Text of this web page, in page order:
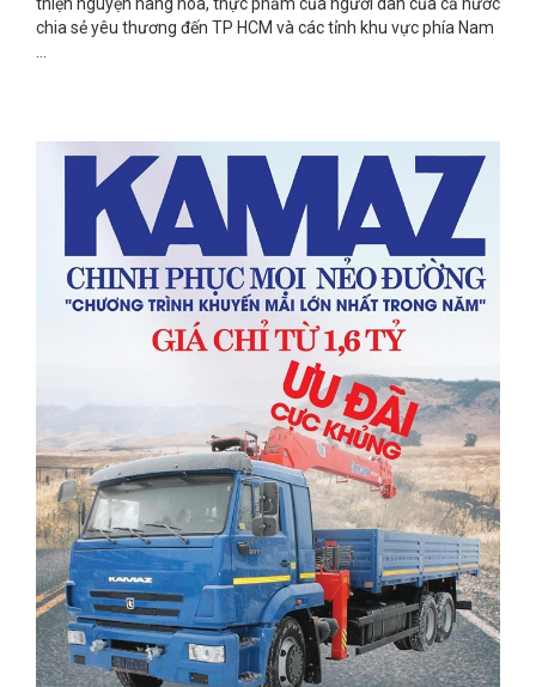
thiện nguyện hàng hóa, thực phẩm của người dân của cả nước
chia sẻ yêu thương đến TP HCM và các tỉnh khu vực phía Nam
...